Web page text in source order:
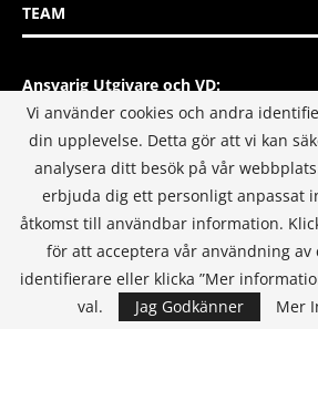
TEAM
Ansvarig Utgivare och VD:
Annika Guldroth
E-mail:annika@itmediagroup.se
Redaktionen
E-mail:redaktionen@itmediagroup.se
INTEGRITETSPOLICY
Vi använder cookies och andra
din upplevelse. Detta gör att vi kan
analysera ditt besök på vår
erbjuda dig ett personligt anpassat
åtkomst till användbar information.
för att acceptera vår användning av
identifierare eller klicka ”Mer
val.
Jag Godkänner Mer